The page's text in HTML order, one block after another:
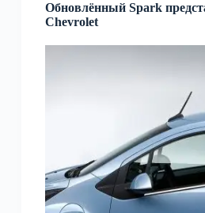
Обновлённый Spark
Chevrolet